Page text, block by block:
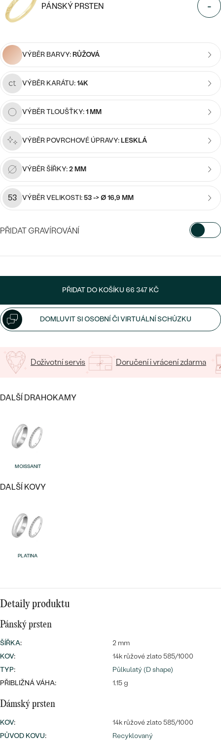
Wave kolekce
MINIMALISTICKÉ
PODLE PŘÍLEŽITOSTI
PODLE BARVY
PODLE TVARU KAMENE
NA MÍRU
DIAMANTY
Bestsellery
OBJEVIT
Nejprodávanější
náušnice
Personalizované
přívěsky
Nejprodávanější
prsteny
/ 15 ZNAKŮ
PÁNSKÝ PRSTEN -
VÝBĚR BARVY:RŮŽOVÁ
VÝBĚR KARÁTU:14K
VÝBĚR TLOUŠŤKY:1 MM
VÝBĚR POVRCHOVÉ ÚPRAVY:LESKLÁ
VÝBĚR ŠÍŘKY:2 MM
53 VÝBĚR VELIKOSTI:53 -> Ø 16,9 MM
PŘIDAT GRAVÍROVÁNÍ
PŘIDAT DO KOŠÍKU 66 347 KČ
DOMLUVIT SI OSOBNÍ ČI VIRTUÁLNÍ SCHŮZKU
Doživotní servis Doručení i vrácení zdarma
DALŠÍ DRAHOKAMY
MOISSANIT
DALŠÍ KOVY
PLATINA
Detaily produktu
Pánský prsten
ŠÍŘKA:
2 mm
KOV:
14k růžové zlato 585/1000
TYP:
Půlkulatý (D shape)
PŘIBLIŽNÁ VÁHA:
1.15 g
Dámský prsten
KOV:
14k růžové zlato 585/1000
PŮVOD KOVU: Recyklovaný